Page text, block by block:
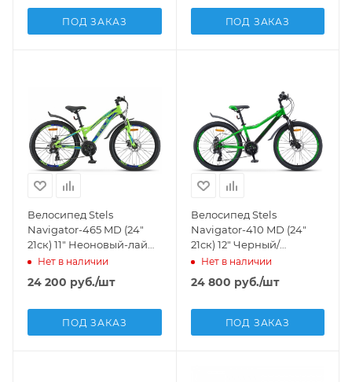
ПОД ЗАКАЗ ПОД ЗАКАЗ
Велосипед Stels
Navigator-465 MD (24"
21ск) 11" Неоновый-лайм/
синий, V010
Нет в наличии
24 200 руб./шт
ПОД ЗАКАЗ
Велосипед Stels
Navigator-410 MD (24"
21ск) 12" Черный/
зеленый, V010
Нет в наличии
24 800 руб./шт
ПОД ЗАКАЗ